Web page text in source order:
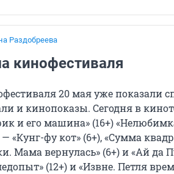
Раздобреева
кинофестиваля
20 мая уже показали
и кинопоказы. Сегодня в
и его машина» (16+)
«Кунг-фу кот» (6+), «Сумма
Мама вернулась» (6+) и «Ай да
(12+) и «Извне. Петля